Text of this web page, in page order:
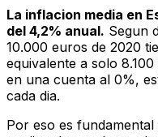
La inflacion media en
del 4,2% anual. Segun
10.000 euros de 2020
equivalente a solo
en una cuenta al 0%,
cada dia.
Por eso es